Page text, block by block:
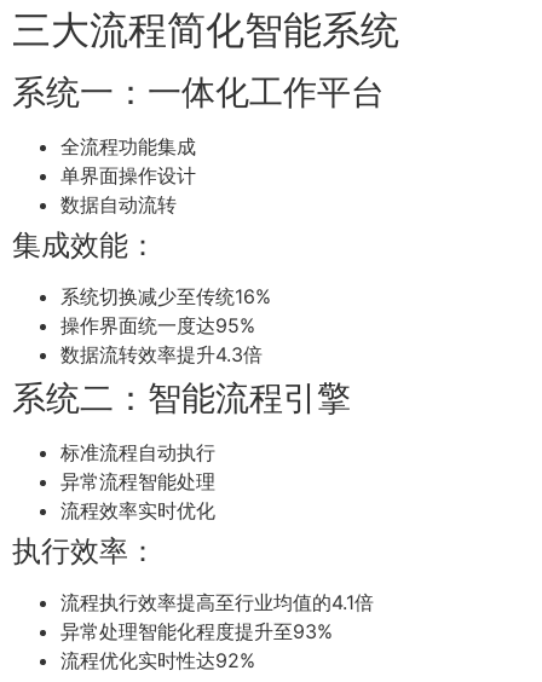
三大流程简化智能系统
系统一：一体化工作平台
全流程功能集成
单界面操作设计
数据自动流转
集成效能：
系统切换减少至传统16%
操作界面统一度达95%
数据流转效率提升4.3倍
系统二：智能流程引擎
标准流程自动执行
异常流程智能处理
流程效率实时优化
执行效率：
流程执行效率提高至行业均值的4.1倍
异常处理智能化程度提升至93%
流程优化实时性达92%